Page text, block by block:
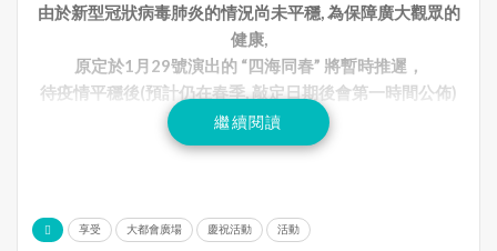
由於新型冠狀病毒肺炎的情況尚未平穩, 為保障廣大觀眾的
健康,
原定於1月29號演出的 “四海同春” 將暫時推遲，
待疫情平穩後(預計仍在春季, 敲定日期後會第一時間公佈)
再把精彩演出獻給大家,
屆時已購買的門票將依然有效。
繼續閱讀
享受 大都會廣場 慶祝活動 活動